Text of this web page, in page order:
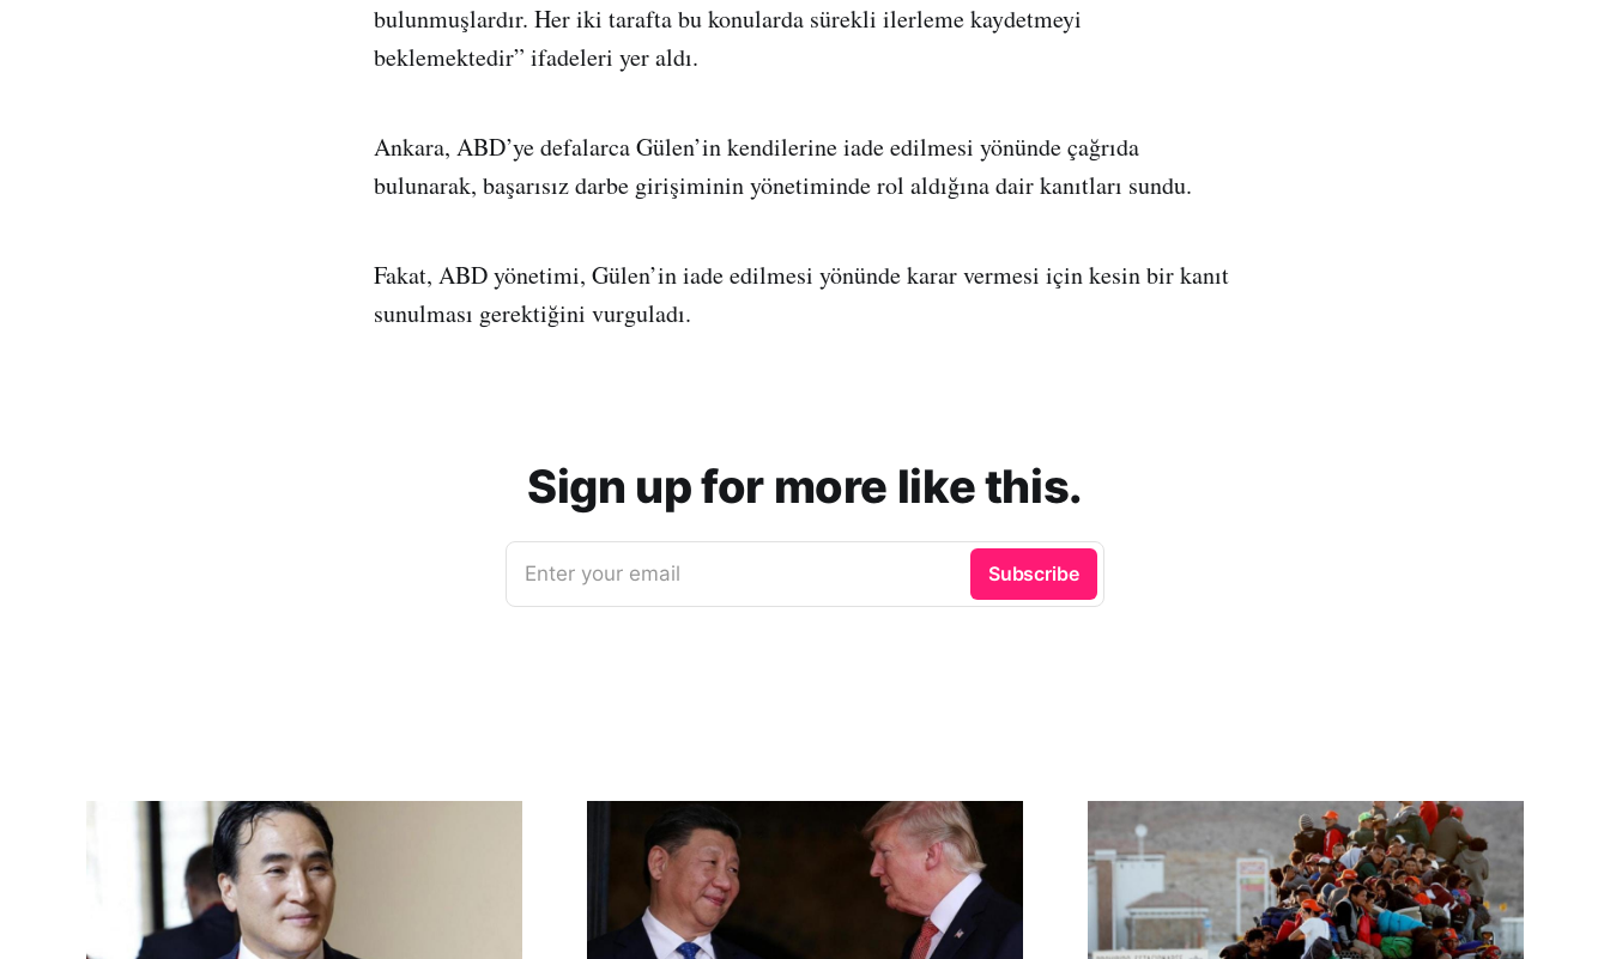
bulunmuşlardır. Her iki tarafta bu konularda sürekli ilerleme kaydetmeyi
beklemektedir” ifadeleri yer aldı.
Ankara, ABD’ye defalarca Gülen’in kendilerine iade edilmesi yönünde çağrıda
bulunarak, başarısız darbe girişiminin yönetiminde rol aldığına dair kanıtları sundu.
Fakat, ABD yönetimi, Gülen’in iade edilmesi yönünde karar vermesi için kesin bir kanıt
sunulması gerektiğini vurguladı.
Sign up for more like this.
Enter your email Subscribe